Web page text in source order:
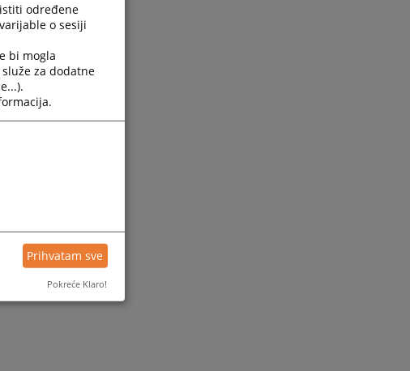
određene
o sesiji
bi mogla
za dodatne
Prihvatam sve
Pokreće Klaro!